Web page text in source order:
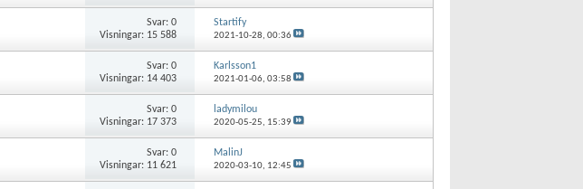
Svar:0
Visningar: 15 588
Startify
2021-10-28, 00:36
Svar:0
Visningar: 14 403
Karlsson1
2021-01-06, 03:58
Svar:0
Visningar: 17 373
ladymilou
2020-05-25, 15:39
Svar:0
Visningar: 11 621
MalinJ
2020-03-10, 12:45